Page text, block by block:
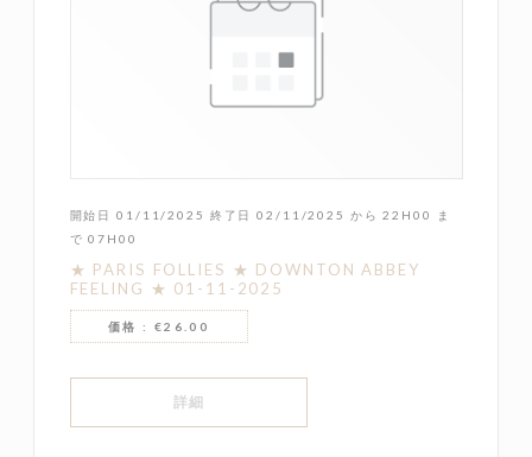
開始日 01/11/2025 終了日 02/11/2025 から 22H00 ま
で 07H00
★ PARIS FOLLIES ★ DOWNTON ABBEY
FEELING ★ 01-11-2025
価格 : €26.00
詳細